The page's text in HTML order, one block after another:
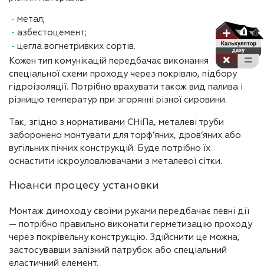
метал;
азбестоцемент;
цегла вогнетривких сортів.
Кожен тип комунікацій передбачає виконання
спеціальної схеми проходу через покрівлю, підбору
гідроізоляції. Потрібно врахувати також вид палива і
різницю температур при згорянні різної сировини.
Так, згідно з нормативами СНіПа, металеві труби
заборонено монтувати для торф’яних, дров’яних або
вугільних пічних конструкцій. Буде потрібно їх
оснастити іскроуловлювачами з металевої сітки.
Нюанси процесу установки
Монтаж димоходу своїми руками передбачає певні дії
— потрібно правильно виконати герметизацію проходу
через покрівельну конструкцію. Здійснити це можна,
застосувавши залізний патрубок або спеціальний
еластичний елемент.